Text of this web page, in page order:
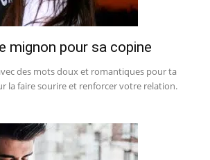
mignon pour sa copine
des mots doux et romantiques pour ta
la faire sourire et renforcer votre relation.